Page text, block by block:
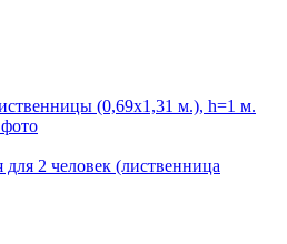
2 человек (лиственница